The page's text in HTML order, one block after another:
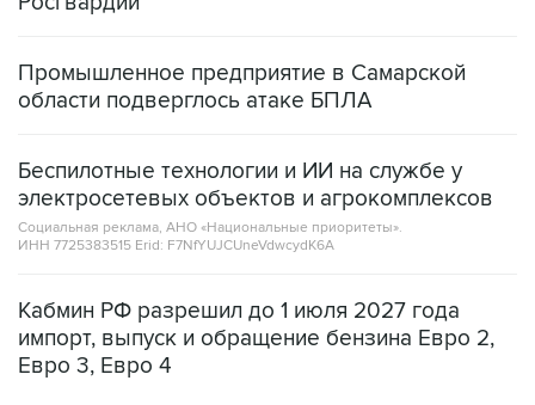
Промышленное предприятие в Самарской
области подверглось атаке БПЛА
Беспилотные технологии и ИИ на службе у
электросетевых объектов и агрокомплексов
Социальная реклама, АНО «Национальные приоритеты».
ИНН 7725383515 Erid: F7NfYUJCUneVdwcydK6A
Кабмин РФ разрешил до 1 июля 2027 года
импорт, выпуск и обращение бензина Евро 2,
Евро 3, Евро 4